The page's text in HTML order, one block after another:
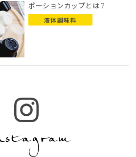
ポーションカップとは？
液体調味料